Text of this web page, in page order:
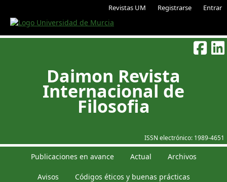
Revistas UM Registrarse Entrar
ISSN electrónico: 1989-4651
Daimon Revista
Internacional de
Filosofia
Publicaciones en avance Actual Archivos
Avisos Códigos éticos y buenas prácticas